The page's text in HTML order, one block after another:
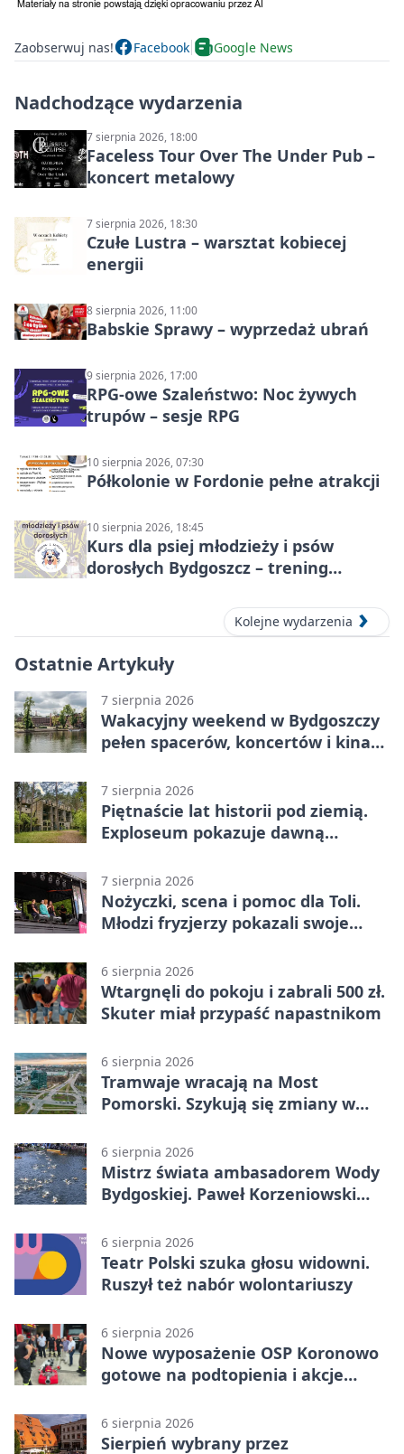
Zaobserwuj nas! Facebook Google News
Nadchodzące wydarzenia
7 sierpnia 2026, 18:00
Faceless Tour Over The Under Pub –
koncert metalowy
7 sierpnia 2026, 18:30
Czułe Lustra – warsztat kobiecej
energii
8 sierpnia 2026, 11:00
Babskie Sprawy – wyprzedaż ubrań
9 sierpnia 2026, 17:00
RPG-owe Szaleństwo: Noc żywych
trupów – sesje RPG
10 sierpnia 2026, 07:30
Półkolonie w Fordonie pełne atrakcji
10 sierpnia 2026, 18:45
Kurs dla psiej młodzieży i psów
dorosłych Bydgoszcz – trening
Kolejne wydarzenia
Ostatnie Artykuły
7 sierpnia 2026
Wakacyjny weekend w Bydgoszczy
pełen spacerów, koncertów i kina
7 sierpnia 2026
Piętnaście lat historii pod ziemią.
Exploseum pokazuje dawną
7 sierpnia 2026
Nożyczki, scena i pomoc dla Toli.
Młodzi fryzjerzy pokazali swoje
6 sierpnia 2026
Wtargnęli do pokoju i zabrali 500 zł.
Skuter miał przypaść napastnikom
6 sierpnia 2026
Tramwaje wracają na Most
Pomorski. Szykują się zmiany w
6 sierpnia 2026
Mistrz świata ambasadorem Wody
Bydgoskiej. Paweł Korzeniowski
6 sierpnia 2026
Teatr Polski szuka głosu widowni.
Ruszył też nabór wolontariuszy
6 sierpnia 2026
Nowe wyposażenie OSP Koronowo
gotowe na podtopienia i akcje
6 sierpnia 2026
Sierpień wybrany przez